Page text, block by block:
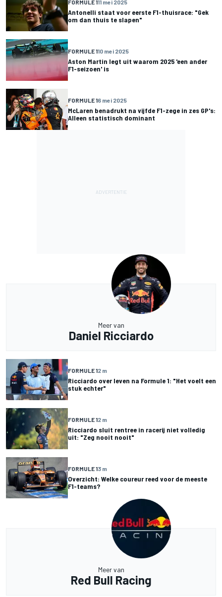
FORMULE 111 mei 2025
Antonelli staat voor eerste F1-thuisrace: "Gek
om dan thuis te slapen"
FORMULE 110 mei 2025
Aston Martin legt uit waarom 2025 'een ander
F1-seizoen' is
FORMULE 16 mei 2025
McLaren benadrukt na vijfde F1-zege in zes GP's:
Alleen statistisch dominant
Meer van
Daniel Ricciardo
FORMULE 12 m
Ricciardo over leven na Formule 1: "Het voelt een
stuk echter"
FORMULE 12 m
Ricciardo sluit rentree in racerij niet volledig
uit: "Zeg nooit nooit"
FORMULE 13 m
Overzicht: Welke coureur reed voor de meeste
F1-teams?
Meer van
Red Bull Racing